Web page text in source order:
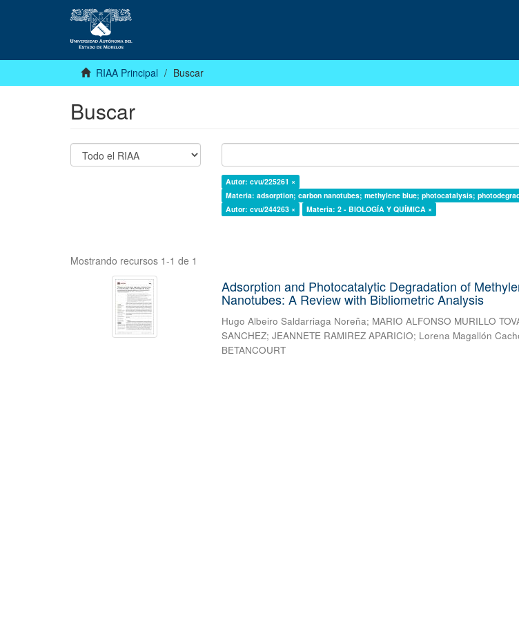
RIAA Principal Buscar
Buscar
Autor: cvu/225261 ×
Materia: adsorption; carbon nanotubes; methylene blue; photocatalysis;
Autor: cvu/244263 ×
Materia: 2 - BIOLOGÍA Y QUÍMICA ×
Mostrando recursos 1-1 de 1
Adsorption and Photocatalytic Degradation of
Nanotubes: A Review with Bibliometric Analysis
Hugo Albeiro Saldarriaga Noreña; MARIO ALFONSO MURILLO
SANCHEZ;JEANNETE RAMIREZ APARICIO; Lorena Magallón
BETANCOURT